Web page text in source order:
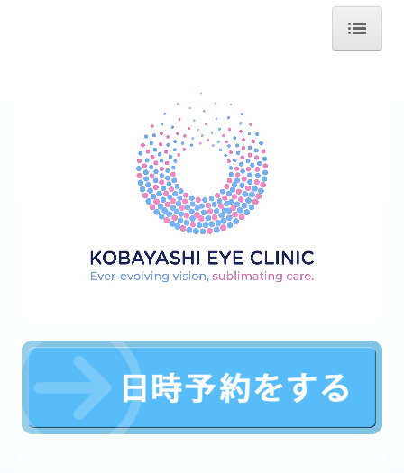
診療のご案内
目の病気・治療
自由診療、選定療養のご案内
交通案内
スタッフ募集